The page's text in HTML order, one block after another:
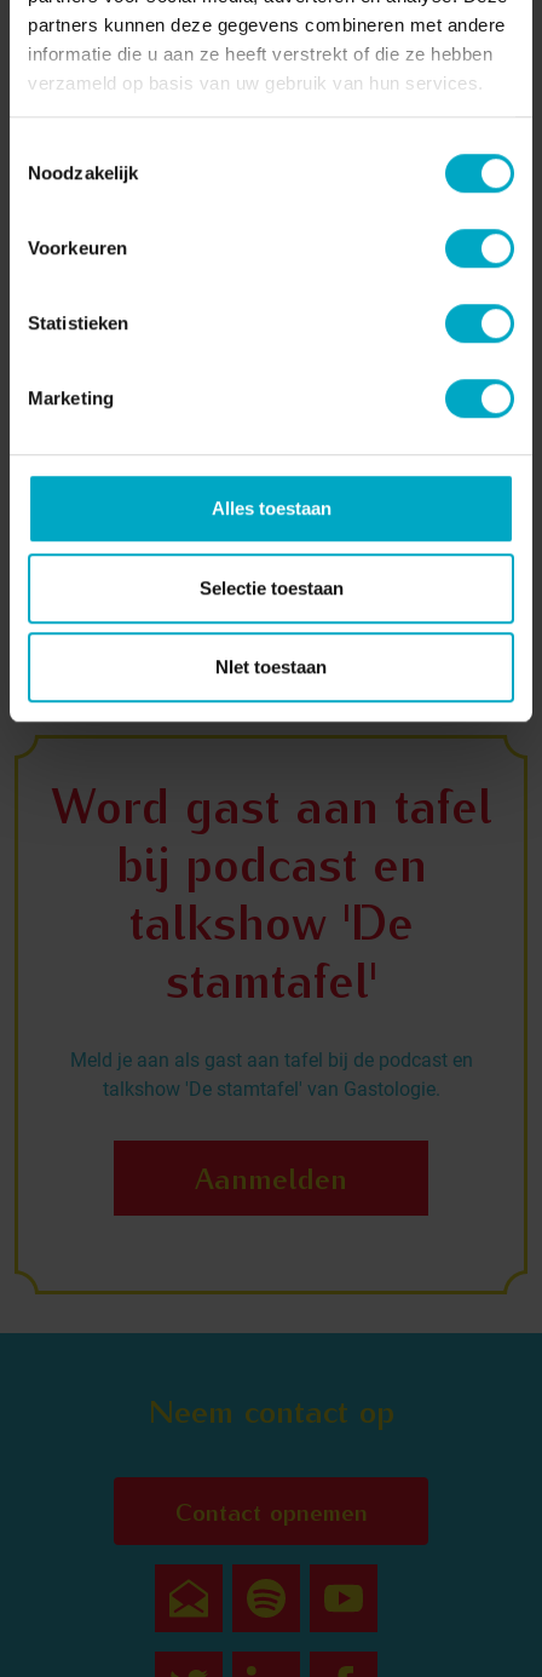
partners kunnen deze gegevens combineren met andere
informatie die u aan ze heeft verstrekt of die ze hebben
verzameld op basis van uw gebruik van hun services.
Noodzakelijk
Voorkeuren
Statistieken
Marketing
Alles toestaan
Selectie toestaan
NIet toestaan
Stijn en Jordy van "Ober! Ober!"
brengen een nieuw boek uit:
Gastvrij! | S15E04
/ 28 FEBRUARI 2025
Luisteren
Word gast aan tafel
bij podcast en
talkshow 'De
stamtafel'
Meld je aan als gast aan tafel bij de podcast en
talkshow 'De stamtafel' van Gastologie.
Aanmelden
Neem contact op
Contact opnemen